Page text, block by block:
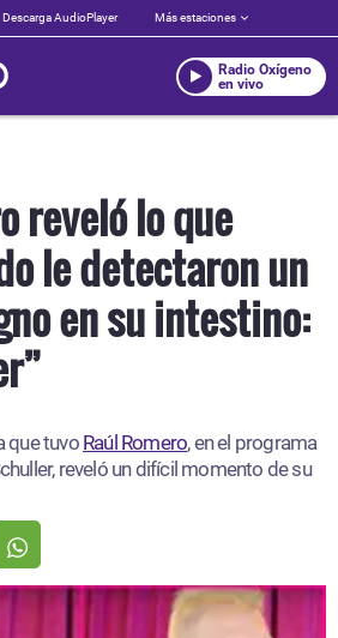
Descarga AudioPlayer Más estaciones
Radio Oxígeno
en vivo
reveló lo que
le detectaron un
en su intestino:
que tuvo Raúl Romero, en el programa
reveló un difícil momento de su